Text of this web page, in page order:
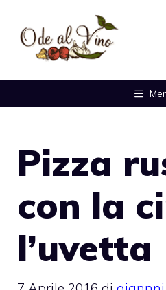
contenuto
Pizza
con la
l’uvetta